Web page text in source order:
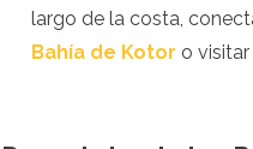
Israel
Japón
largo de la costa,
Bahía de Kotor o